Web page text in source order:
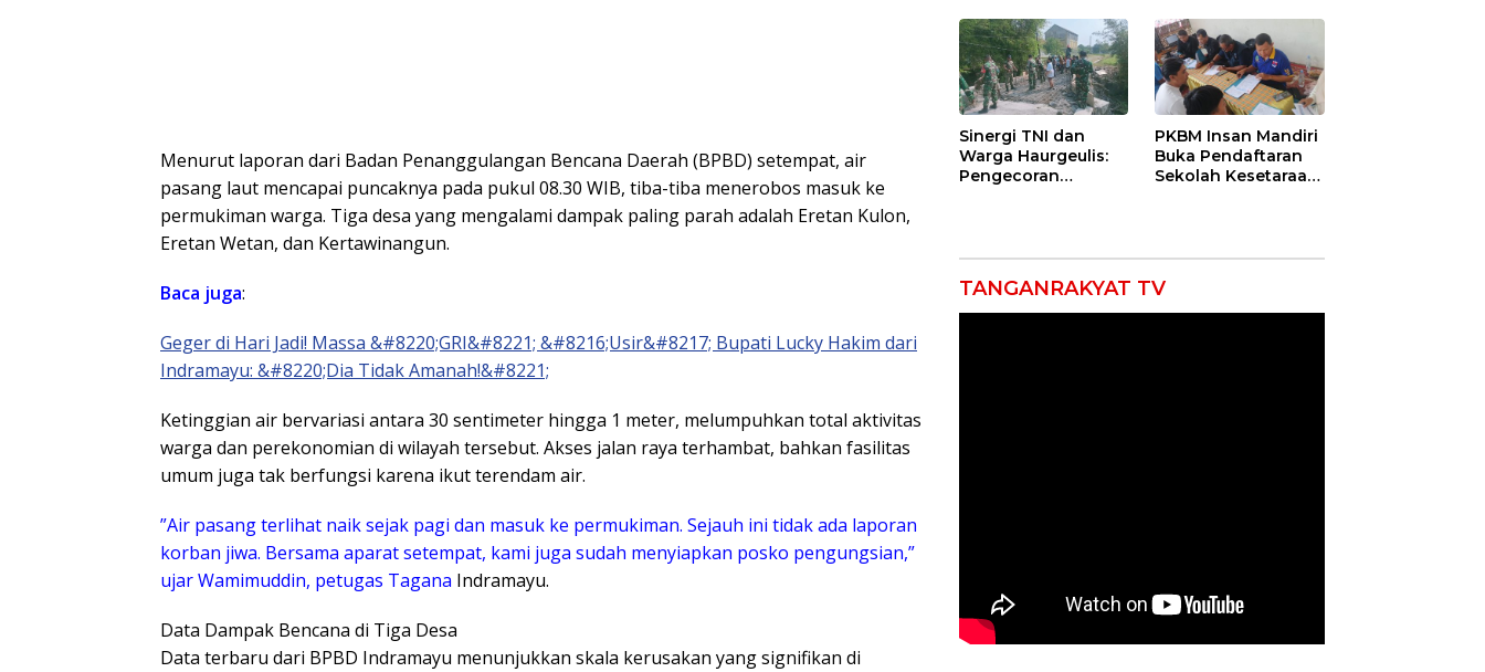
​Menurut laporan dari Badan Penanggulangan Bencana Daerah (BPBD) setempat, air
pasang laut mencapai puncaknya pada pukul 08.30 WIB, tiba-tiba menerobos masuk ke
permukiman warga. Tiga desa yang mengalami dampak paling parah adalah Eretan Kulon,
Eretan Wetan, dan Kertawinangun.
Baca juga:
Geger di Hari Jadi! Massa &#8220;GRI&#8221; &#8216;Usir&#8217; Bupati Lucky Hakim dari
Indramayu: &#8220;Dia Tidak Amanah!&#8221;
​Ketinggian air bervariasi antara 30 sentimeter hingga 1 meter, melumpuhkan total aktivitas
warga dan perekonomian di wilayah tersebut. Akses jalan raya terhambat, bahkan fasilitas
umum juga tak berfungsi karena ikut terendam air.
​”Air pasang terlihat naik sejak pagi dan masuk ke permukiman. Sejauh ini tidak ada laporan
korban jiwa. Bersama aparat setempat, kami juga sudah menyiapkan posko pengungsian,”
ujar Wamimuddin, petugas Tagana Indramayu.
​Data Dampak Bencana di Tiga Desa
​Data terbaru dari BPBD Indramayu menunjukkan skala kerusakan yang signifikan di
Sugianto Dipastikan
Pimpin Organisasi
Lewat Muscablub
Targetkan
Konektivitas Pulih
Cepat
Sinergi TNI dan
Warga Haurgeulis:
Pengecoran
Rampung
PKBM Insan Mandiri
Buka Pendaftaran
Sekolah Kesetaraan
TANGANRAKYAT TV